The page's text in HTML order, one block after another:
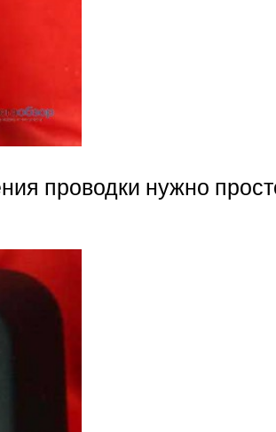
проводки нужно